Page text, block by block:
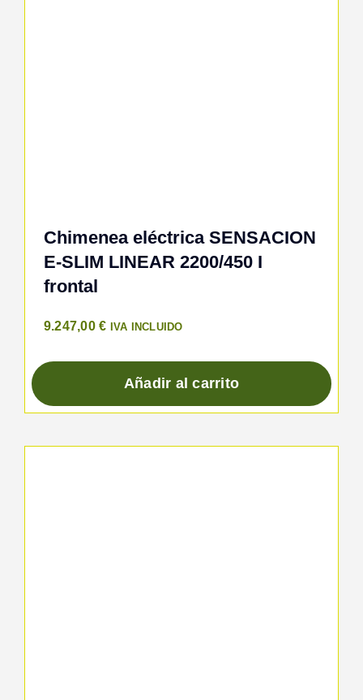
Chimenea eléctrica SENSACION
E-SLIM LINEAR 2200/450 I
frontal
9.247,00€ IVA INCLUIDO
Añadir al carrito